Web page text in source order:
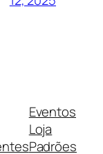
Eventos
Loja
Padrões